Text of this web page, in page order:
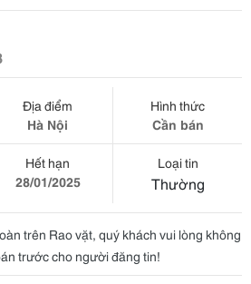
Địa điểm
Hà Nội
Hình thức
Cần bán
Hết hạn
28/01/2025
Loại tin
Thường
trên Rao vặt, quý khách vui lòng không
trước cho người đăng tin!